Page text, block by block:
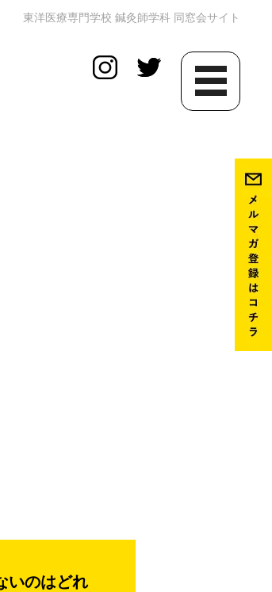
東洋医療専門学校 鍼灸師学科 同窓会サイト
toggle
navigation
いのはどれ